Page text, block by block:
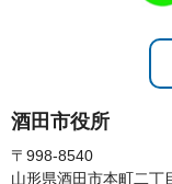
酒田市役所
〒998-8540
山形県酒田市本町二丁